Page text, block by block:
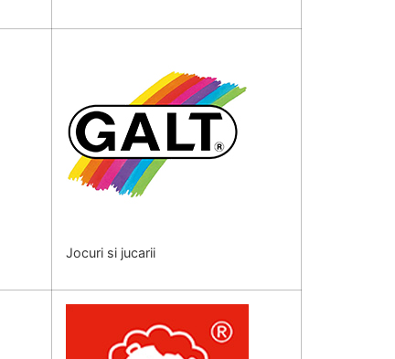
Jocuri si jucarii